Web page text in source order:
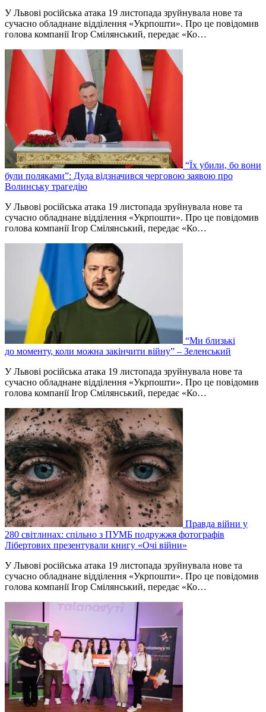
У Львові російська атака 19 листопада зруйнувала нове та
сучасно обладнане відділення «Укрпошти». Про це повідомив
голова компанії Ігор Смілянський, передає «Ко…
“Їх убили, бо вони
були поляками”: Дуда відзначився черговою заявою про
Волинську трагедію
У Львові російська атака 19 листопада зруйнувала нове та
сучасно обладнане відділення «Укрпошти». Про це повідомив
голова компанії Ігор Смілянський, передає «Ко…
“Ми близькі
до моменту, коли можна закінчити війну” – Зеленський
У Львові російська атака 19 листопада зруйнувала нове та
сучасно обладнане відділення «Укрпошти». Про це повідомив
голова компанії Ігор Смілянський, передає «Ко…
Правда війни у
280 світлинах: спільно з ПУМБ подружжя фотографів
Лібертових презентували книгу «Очі війни»
У Львові російська атака 19 листопада зруйнувала нове та
сучасно обладнане відділення «Укрпошти». Про це повідомив
голова компанії Ігор Смілянський, передає «Ко…